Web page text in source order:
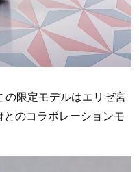
限定モデルはエリゼ宮
のコラボレーションモ